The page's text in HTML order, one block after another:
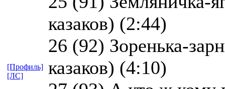
казаков) (2:44)
26 (92) Зоренька-
казаков) (4:10)
[Профиль]
[ЛС]